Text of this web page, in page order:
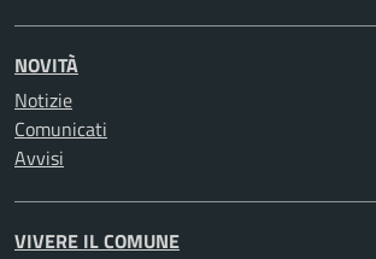
NOVITÀ
Notizie
Comunicati
Avvisi
VIVERE IL COMUNE